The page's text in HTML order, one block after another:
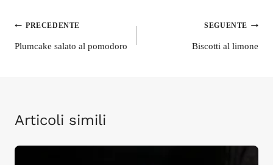
Navigazione
articoli
PRECEDENTE
Plumcake salato al pomodoro
SEGUENTE
Biscotti al limone
Articoli simili